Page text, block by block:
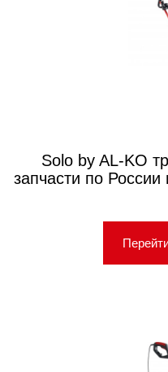
Solo by AL-KO
запчасти по